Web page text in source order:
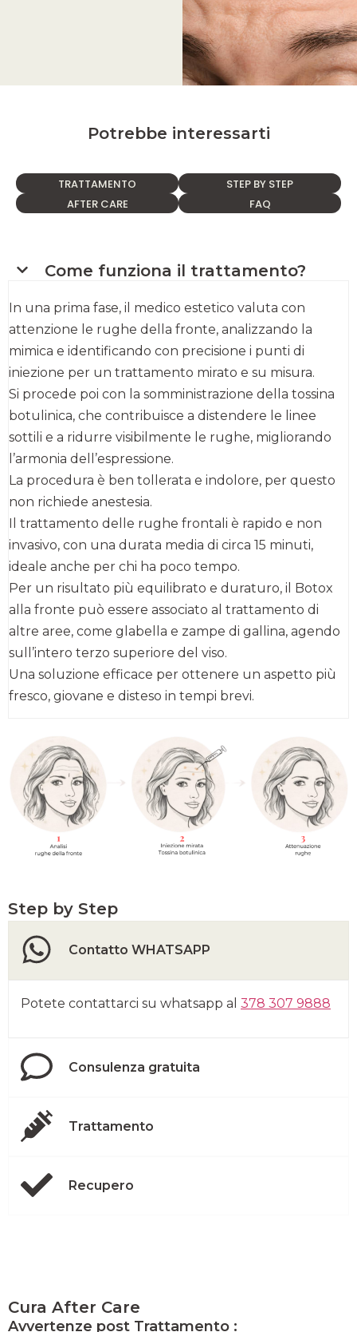
Potrebbe interessarti
TRATTAMENTO
STEP BY STEP
AFTER CARE
FAQ
Come funziona il trattamento?
In una prima fase, il medico estetico valuta con
attenzione le rughe della fronte, analizzando la
mimica e identificando con precisione i punti di
iniezione per un trattamento mirato e su misura.
Si procede poi con la somministrazione della tossina
botulinica, che contribuisce a distendere le linee
sottili e a ridurre visibilmente le rughe, migliorando
l’armonia dell’espressione.
La procedura è ben tollerata e indolore, per questo
non richiede anestesia.
Il trattamento delle rughe frontali è rapido e non
invasivo, con una durata media di circa 15 minuti,
ideale anche per chi ha poco tempo.
Per un risultato più equilibrato e duraturo, il Botox
alla fronte può essere associato al trattamento di
altre aree, come glabella e zampe di gallina, agendo
sull’intero terzo superiore del viso.
Una soluzione efficace per ottenere un aspetto più
fresco, giovane e disteso in tempi brevi.
Step by Step
Contatto WHATSAPP
Potete contattarci su whatsapp al 378 307 9888
Consulenza gratuita
Trattamento
Recupero
Cura After Care
Avvertenze post Trattamento :